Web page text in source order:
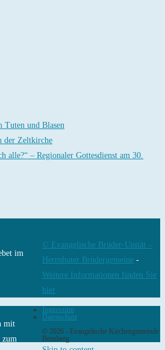
Tuten und Blasen
der Zeltkirche
alle?“ – Regionaler Gottesdienst am 30.
im
mit
zum
© Evangelische Brüder-Unität –
Herrnhuter Brüdergemeine -
Weitere Informationen finden Sie
hier
Impressum
Datenschutz
© 2026 - Evangelische Kirchengemeinde
Bensberg